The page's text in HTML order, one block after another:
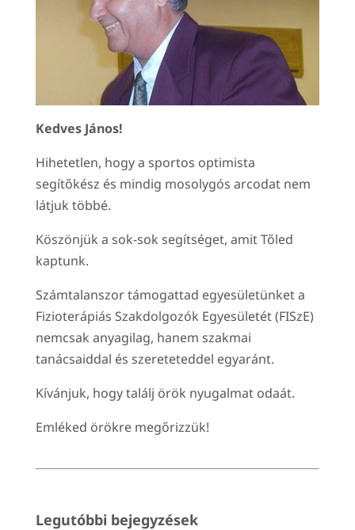
Kedves János!
Hihetetlen, hogy a sportos optimista
segítőkész és mindig mosolygós arcodat nem
látjuk többé.
Köszönjük a sok-sok segítséget, amit Tőled
kaptunk.
Számtalanszor támogattad egyesületünket a
Fizioterápiás Szakdolgozók Egyesületét (FISzE)
nemcsak anyagilag, hanem szakmai
tanácsaiddal és szereteteddel egyaránt.
Kívánjuk, hogy találj örök nyugalmat odaát.
Emléked örökre megőrizzük!
Legutóbbi bejegyzések